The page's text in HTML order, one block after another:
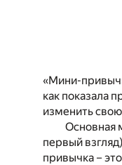
«Мини-
как показала
изменить
Основная
первый
привычка –